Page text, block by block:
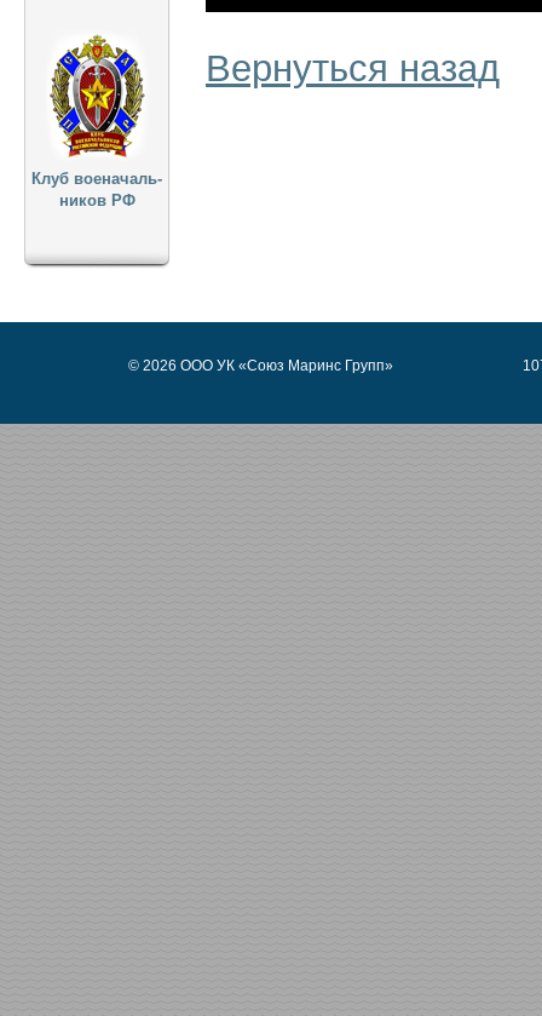
Вернуться назад
Клуб военачаль-
ников РФ
© 2026 ООО УК «Союз Маринс Групп»